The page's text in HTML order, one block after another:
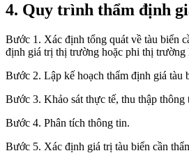
4. Quy trình thẩm định
Bước 1. Xác định tổng quát về tàu biển
định giá trị thị trường hoặc phi thị trường
Bước 2. Lập kế hoạch thẩm định giá tàu
Bước 3. Khảo sát thực tế, thu thập thông
Bước 4. Phân tích thông tin.
Bước 5. Xác định giá trị tàu biển cần